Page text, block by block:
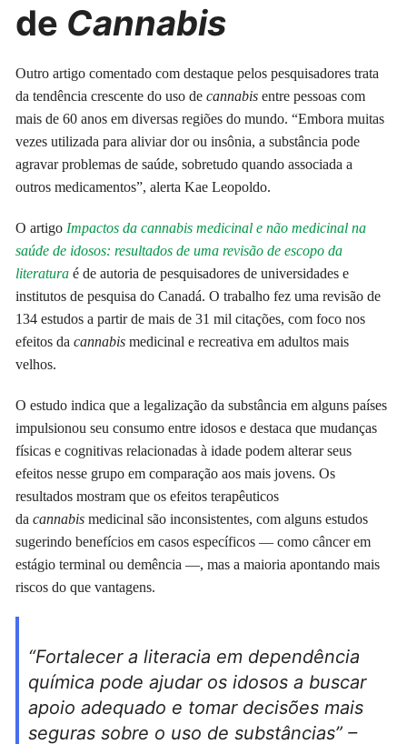
de Cannabis
Outro artigo comentado com destaque pelos pesquisadores trata
da tendência crescente do uso decannabis entre pessoas com
mais de 60 anos em diversas regiões do mundo. “Embora muitas
vezes utilizada para aliviar dor ou insônia, a substância pode
agravar problemas de saúde, sobretudo quando associada a
outros medicamentos”, alerta Kae Leopoldo.
O artigo Impactos da cannabis medicinal e não medicinal na
saúde de idosos: resultados de uma revisão de escopo da
literatura é de autoria de pesquisadores de universidades e
institutos de pesquisa do Canadá. O trabalho fez uma revisão de
134 estudos a partir de mais de 31 mil citações, com foco nos
efeitos dacannabis medicinal e recreativa em adultos mais
velhos.
O estudo indica que a legalização da substância em alguns países
impulsionou seu consumo entre idosos e destaca que mudanças
físicas e cognitivas relacionadas à idade podem alterar seus
efeitos nesse grupo em comparação aos mais jovens. Os
resultados mostram que os efeitos terapêuticos
dacannabismedicinal são inconsistentes, com alguns estudos
sugerindo benefícios em casos específicos — como câncer em
estágio terminal ou demência —, mas a maioria apontando mais
riscos do que vantagens.
“Fortalecer a literacia em dependência
química pode ajudar os idosos a buscar
apoio adequado e tomar decisões mais
seguras sobre o uso de substâncias” –